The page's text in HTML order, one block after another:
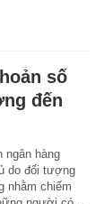
số
đến
ngân hàng
do đối tượng
nhằm chiếm